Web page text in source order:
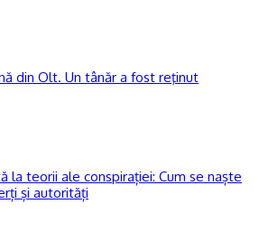
din Olt. Un tânăr a fost reţinut
la teorii ale conspirației: Cum se naște
și autorități